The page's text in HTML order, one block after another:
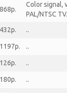
868р.
Color signal,
PAL/NTSC
432р. ..
1197р. ..
126р. ..
180р. ..